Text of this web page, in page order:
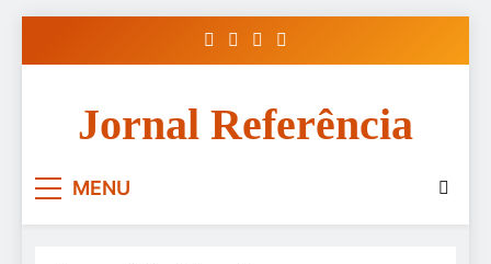
Jornal Referência
MENU